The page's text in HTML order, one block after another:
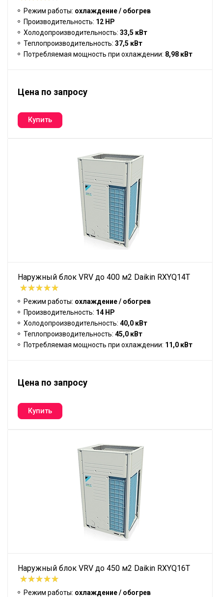
Режим работы: охлаждение / обогрев
Производительность: 12 HP
Холодопроизводительность: 33,5 кВт
Теплопроизводительность: 37,5 кВт
Потребляемая мощность при охлаждении: 8,98 кВт
Цена по запросу
Наружный блок VRV до 400 м2 Daikin RXYQ14T
Режим работы: охлаждение / обогрев
Производительность: 14 HP
Холодопроизводительность: 40,0 кВт
Теплопроизводительность: 45,0 кВт
Потребляемая мощность при охлаждении: 11,0 кВт
Цена по запросу
Наружный блок VRV до 450 м2 Daikin RXYQ16T
Режим работы: охлаждение / обогрев